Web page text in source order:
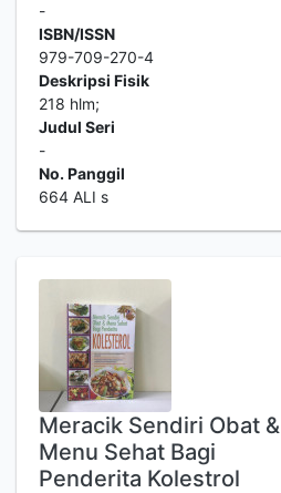
-
ISBN/ISSN
979-709-270-4
Deskripsi Fisik
218 hlm;
Judul Seri
-
No. Panggil
664 ALI s
Meracik Sendiri Obat &
Menu Sehat Bagi
Penderita Kolestrol